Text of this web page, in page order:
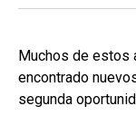
Muchos de estos
encontrado
segunda